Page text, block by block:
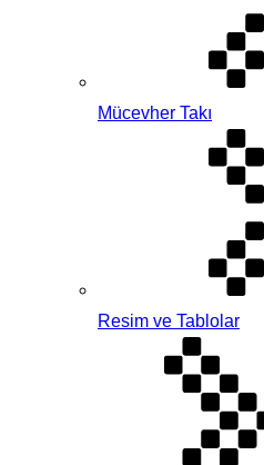
Mücevher Takı
Resim ve Tablolar